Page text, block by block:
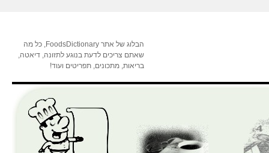
הבלוג של אתר FoodsDictionary, כל מה
שאתם צריכים לדעת בנוגע לתזונה, דיאטה,
בריאות, מתכונים, תפריטים ועוד!